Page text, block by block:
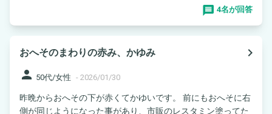
4名が回答
おへそのまわりの赤み、かゆみ
navigate_next
person 50代/女性 - 2026/01/30
昨晩からおへその下が赤くてかゆいです。 前にもおへそに右
側が同じようになった事があり、市販のレスタミン塗ってた